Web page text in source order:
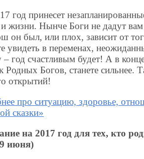
год принесет
и жизни. Нынче Боги не дадут
он был, или плох, зависит от
увидеть в переменах,
– год счастливым будет! А в
Родных Богов, станете сильнее.
открытий!
про ситуацию, здоровье,
сказки»
на 2017 год для тех, кто
июня)